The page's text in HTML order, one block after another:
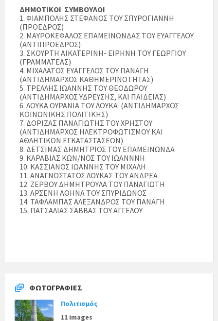
ΔΗΜΟΤΙΚΟΙ ΣΥΜΒΟΥΛΟΙ
1. ΦΙΑΜΠΟΛΗΣ ΣΤΕΦΑΝΟΣ ΤΟΥ ΣΠΥΡΟΓΙΑΝΝΗ
(ΠΡΟΕΔΡΟΣ)
2. ΜΑΥΡΟΚΕΦΑΛΟΣ ΕΠΑΜΕΙΝΩΝΔΑΣ ΤΟΥ ΕΥΑΓΓΕΛΟΥ
(ΑΝΤΙΠΡΟΕΔΡΟΣ)
3. ΣΚΟΥΡΤΗ ΑΙΚΑΤΕΡΙΝΗ- ΕΙΡΗΝΗ ΤΟΥ ΓΕΩΡΓΙΟΥ
(ΓΡΑΜΜΑΤΕΑΣ)
4. ΜΙΧΑΛΑΤΟΣ ΕΥΑΓΓΕΛΟΣ ΤΟΥ ΠΑΝΑΓΗ
(ΑΝΤΙΔΗΜΑΡΧΟΣ ΚΑΘΗΜΕΡΙΝΟΤΗΤΑΣ)
5. ΤΡΕΛΛΗΣ ΙΩΑΝΝΗΣ ΤΟΥ ΘΕΟΔΩΡΟΥ
(ΑΝΤΙΔΗΜΑΡΧΟΣ ΥΔΡΕΥΣΗΣ, ΚΑΙ ΠΑΙΔΕΙΑΣ)
6. ΛΟΥΚΑ ΟΥΡΑΝΙΑ ΤΟΥ ΛΟΥΚΑ (ΑΝΤΙΔΗΜΑΡΧΟΣ
ΚΟΙΝΩΝΙΚΗΣ ΠΟΛΙΤΙΚΗΣ)
7. ΔΟΡΙΖΑΣ ΠΑΝΑΓΙΩΤΗΣ ΤΟΥ ΧΡΗΣΤΟΥ
(ΑΝΤΙΔΗΜΑΡΧΟΣ ΗΛΕΚΤΡΟΦΩΤΙΣΜΟΥ ΚΑΙ
ΑΘΛΗΤΙΚΩΝ ΕΓΚΑΤΑΣΤΑΣΕΩΝ)
8. ΔΕΤΣΙΜΑΣ ΔΗΜΗΤΡΙΟΣ ΤΟΥ ΕΠΑΜΕΙΝΩΝΔΑ
9. ΚΑΡΑΒΙΑΣ ΚΩΝ/ΝΟΣ ΤΟΥ ΙΩΑΝΝΝΗ
10. ΚΑΣΣΙΑΝΟΣ ΙΩΑΝΝΗΣ ΤΟΥ ΜΙΧΑΛΗ
11. ΑΝΑΓΝΩΣΤΑΤΟΣ ΛΟΥΚΑΣ ΤΟΥ ΑΝΔΡΕΑ
12. ΖΕΡΒΟΥ ΔΗΜΗΤΡΟΥΛΑ ΤΟΥ ΠΑΝΑΓΙΩΤΗ
13. ΑΡΣΕΝΗ ΑΘΗΝΑ ΤΟΥ ΣΠΥΡΙΔΩΝΟΣ
14. ΤΑΦΛΑΜΠΑΣ ΑΛΕΞΑΝΔΡΟΣ ΤΟΥ ΠΑΝΑΓΗ
15. ΠΑΤΣΑΛΙΑΣ ΣΑΒΒΑΣ ΤΟΥ ΑΓΓΕΛΟΥ
ΦΩΤΟΓΡΑΦΊΕΣ
Πολιτισμός
11 images